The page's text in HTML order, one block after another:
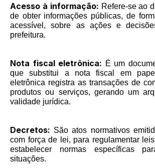
Acesso à informação: Refere-se ao
de obter informações públicas, de
acessível, sobre as ações e
prefeitura.
Nota fiscal eletrônica: É um
que substitui a nota fiscal em
eletrônica registra as transações de
produtos ou serviços, gerando um
validade jurídica.
Decretos: São atos normativos
com força de lei, para regulamentar
estabelecer normas específicas
situações.